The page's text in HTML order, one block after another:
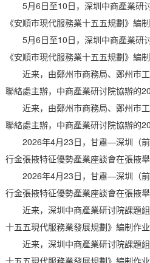
5月6日至10日，深圳中商產業研
《安順市現代服務業十五五規劃》編
5月6日至10日，深圳中商產業研
《安順市現代服務業十五五規劃》編
近来，由鄭州市商務局、鄭州市工
聯絡處主辦，中商產業研讨院協辦的
近来，由鄭州市商務局、鄭州市工
聯絡處主辦，中商產業研讨院協辦的
2026年4月23日，甘肅—深圳（前
行金張掖特征優勢產業座談會在張掖
2026年4月23日，甘肅—深圳（前
行金張掖特征優勢產業座談會在張掖
近来，深圳中商產業研讨院課題組
十五五現代服務業發展規劃》編制作
近来，深圳中商產業研讨院課題組
十五五現代服務業發展規劃》編制作